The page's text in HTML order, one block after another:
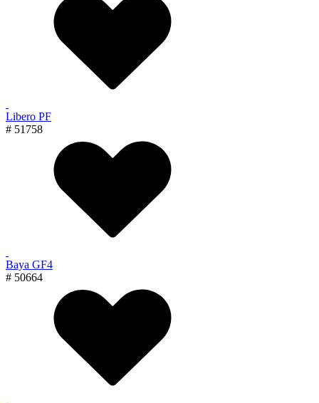
Libero PF
# 51758
Baya GF4
# 50664